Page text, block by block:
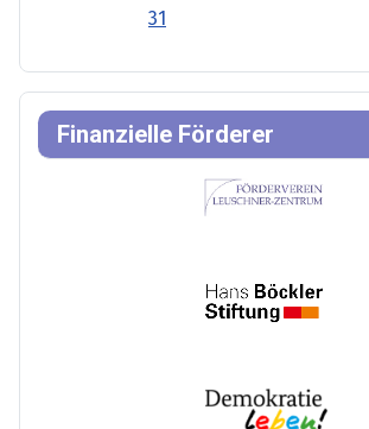
31
Finanzielle Förderer